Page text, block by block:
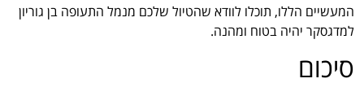
המעשיים הללו, תוכלו לוודא שהטיול שלכם מנמל התעופה בן גוריון
למדגסקר יהיה בטוח ומהנה.
סיכום